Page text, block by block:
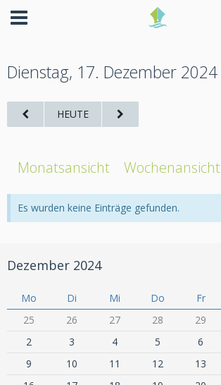
Dienstag, 17. Dezember 2024
HEUTE
Monatsansicht Wochenansicht
Es wurden keine Einträge gefunden.
Dezember 2024
Mo Di Mi Do Fr
25
26 27 28 29
2
3 4 5 6
9
10 11 12 13